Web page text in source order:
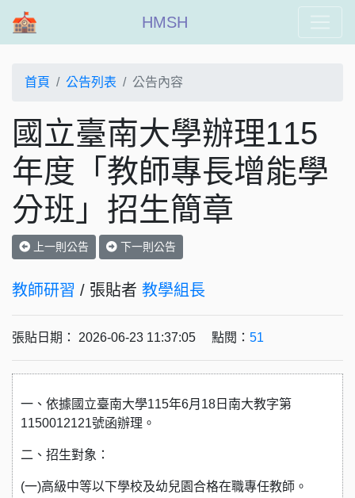
HMSH
首頁 公告列表 公告內容
國立臺南大學辦理115
年度「教師專長增能學
分班」招生簡章
上一則公告 下一則公告
教師研習 / 張貼者 教學組長
張貼日期： 2026-06-23 11:37:05 點閱： 51
一、依據國立臺南大學115年6月18日南大教字第
1150012121號函辦理。
二、招生對象：
(一)高級中等以下學校及幼兒園合格在職專任教師。